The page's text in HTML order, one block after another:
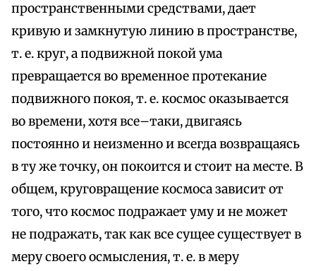
пространственными средствами, дает
кривую и замкнутую линию в пространстве,
т. е. круг, а подвижной покой ума
превращается во временное протекание
подвижного покоя, т. е. космос оказывается
во времени, хотя все–таки, двигаясь
постоянно и неизменно и всегда возвращаясь
в ту же точку, он покоится и стоит на месте. В
общем, круговращение космоса зависит от
того, что космос подражает уму и не может
не подражать, так как все сущее существует в
меру своего осмысления, т. е. в меру